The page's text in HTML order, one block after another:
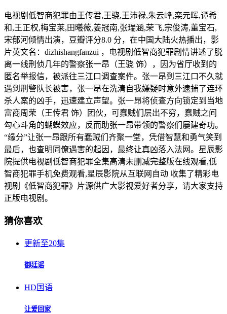
电视剧低智商犯罪由王传君,王骁,王沛禄,朱云峰,栾元晖,谭希
和,王正权,梅宝莱,田曦薇,姜冠南,张瑞涵,荣飞,宗俊涛,董宝石,
宋郁河倾情出演，豆瓣评分8.0 分，在中国大陆火热播出，影
片英文名：dizhishangfanzui ，电视剧低智商犯罪剧情讲述了脱
离一线刑侦几年的警察张一昂（王骁 饰），因为省厅收到的
匿名举报信，被派往三江口调查案件。张一昂到三江口不久就
遇到刑警队长被害，张一昂在洗清自我嫌疑时意外逮捕了连环
杀人案的凶手，迅速建立声望。张一昂将侦查方向锁定到当地
富商周荣（王传君 饰）团伙，可蠢贼们层出不穷，蠢贼之间
勾心斗角的蝴蝶效应，反而助张一昂带领的警察们屡建奇功。
“缘分”让张一昂跟所有蠢贼们齐聚一堂，凭借智慧和勇气笑到
最后，也查明同僚遇害的起因，最终让真凶落入法网。星辰影
院提供电视剧低智商犯罪全集高清未删减完整版在线观看,低
智商犯罪手机免费观看,星辰影院从互联网自动 收集了精彩电
视剧《低智商犯罪》片源供广大影视爱好者分享，请大家支持
正版电视剧。
猜你喜欢
更新至20集
御廷谣
HD国语
让爱回家